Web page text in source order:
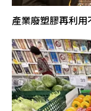
產業廢塑膠再利